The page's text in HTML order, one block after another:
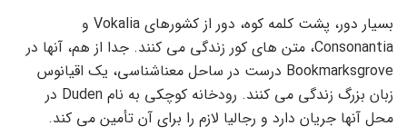
بسیار دور، پشت کلمه کوه، دور از کشورهای Vokalia و
Consonantia، متن های کور زندگی می کنند. جدا از هم، آنها در
Bookmarksgrove درست در ساحل معناشناسی، یک اقیانوس
زبان بزرگ زندگی می کنند. رودخانه کوچکی به نام Duden در
محل آنها جریان دارد و رجالیا لازم را برای آن تأمین می کند.